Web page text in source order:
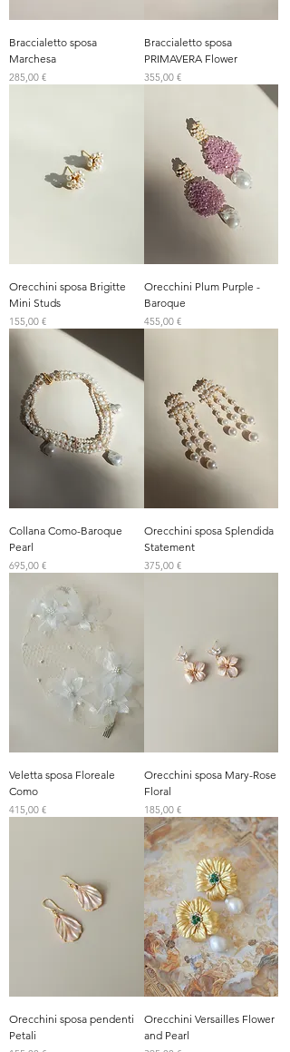
Braccialetto sposa
Marchesa
Prezzo
285,00 €
Braccialetto sposa
PRIMAVERA Flower
Prezzo
355,00 €
Orecchini sposa Brigitte
Mini Studs
Prezzo
155,00 €
Orecchini Plum Purple -
Baroque
Prezzo
455,00 €
Collana Como-Baroque
Pearl
Prezzo
695,00 €
Orecchini sposa Splendida
Statement
Prezzo
375,00 €
Veletta sposa Floreale
Como
Prezzo
415,00 €
Orecchini sposa Mary-Rose
Floral
Prezzo
185,00 €
Orecchini sposa pendenti
Petali
Orecchini Versailles Flower
and Pearl